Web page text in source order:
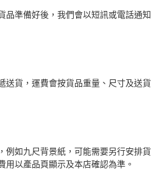
品準備好後，我們會以短訊或電話通知
送貨，運費會按貨品重量、尺寸及送貨
例如九尺背景紙，可能需要另行安排貨
用以產品頁顯示及本店確認為準。